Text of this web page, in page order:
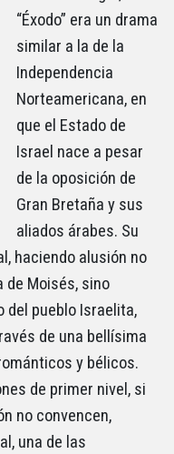
“Éxodo” era un drama
similar a la de la
Independencia
Norteamericana, en
que el Estado de
Israel nace a pesar
de la oposición de
Gran Bretaña y sus
aliados árabes. Su
haciendo alusión no
de Moisés, sino
del pueblo Israelita,
de una bellísima
y bélicos.
de primer nivel, si
no convencen,
una de las